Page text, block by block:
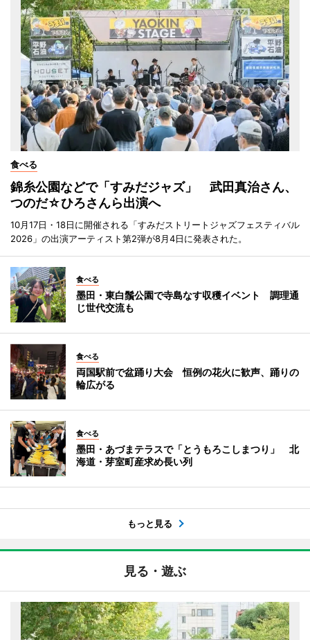
食べる
錦糸公園などで「すみだジャズ」 武田真治さん、
つのだ☆ひろさんら出演へ
10月17日・18日に開催される「すみだストリートジャズフェスティバル
2026」の出演アーティスト第2弾が8月4日に発表された。
食べる
墨田・東白鬚公園で寺島なす収穫イベント 調理通
じ世代交流も
食べる
両国駅前で盆踊り大会 恒例の花火に歓声、踊りの
輪広がる
食べる
墨田・あづまテラスで「とうもろこしまつり」 北
海道・芽室町産求め長い列
もっと見る
見る・遊ぶ